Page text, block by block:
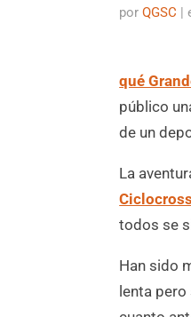
porQGSC |
qué
público
de un
La
todos se
Han sido
lenta